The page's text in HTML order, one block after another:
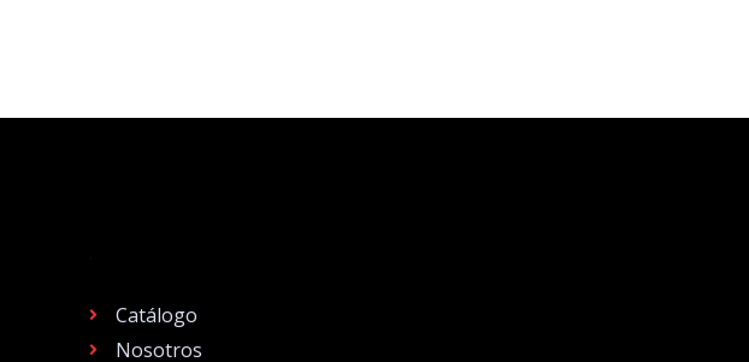
Catálogo
Nosotros